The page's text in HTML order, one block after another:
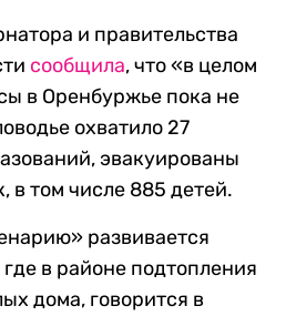
и правительства
сообщила, что «в целом
в Оренбуржье пока не
охватило 27
эвакуированы
в том числе 885 детей.
развивается
в районе подтопления
дома, говорится в